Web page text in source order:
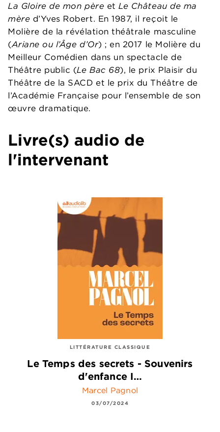
La Gloire de mon père etLe Château de ma
mère d’Yves Robert. En 1987, il reçoit le
Molière de la révélation théâtrale masculine
(Ariane ou l’Âge d’Or) ; en 2017 le Molière du
Meilleur Comédien dans un spectacle de
Théâtre public (Le Bac 68), le prix Plaisir du
Théâtre de la SACD et le prix du Théâtre de
l’Académie Française pour l’ensemble de son
œuvre dramatique.
Livre(s) audio de
l'intervenant
LITTÉRATURE CLASSIQUE
Le Temps des secrets - Souvenirs
d'enfance I…
Marcel Pagnol
03/07/2024